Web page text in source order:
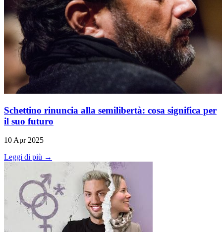
Schettino rinuncia alla semilibertà: cosa significa per
il suo futuro
10 Apr 2025
Leggi di più →